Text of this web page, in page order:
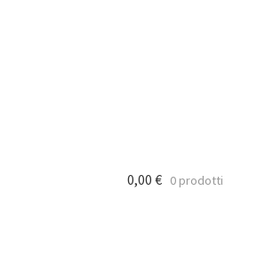
0,00€ 0 prodotti